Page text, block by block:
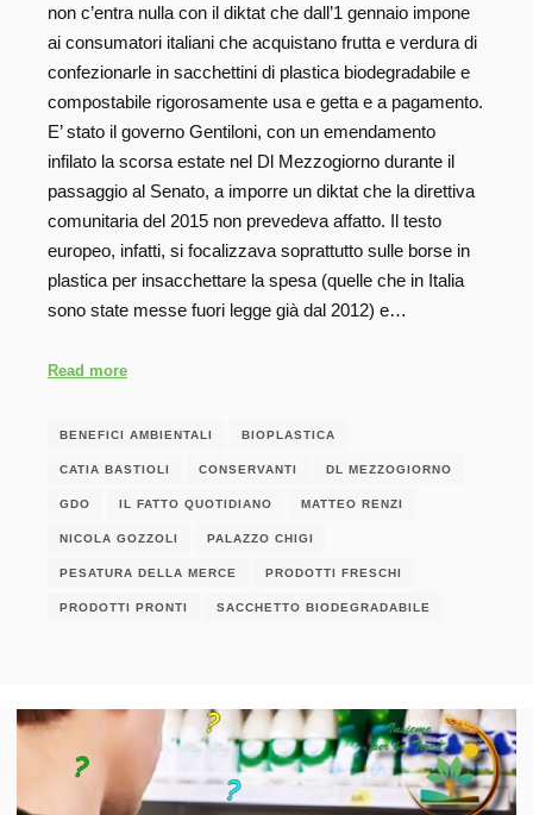
non c’entra nulla con il diktat che dall’1 gennaio impone
ai consumatori italiani che acquistano frutta e verdura di
confezionarle in sacchettini di plastica biodegradabile e
compostabile rigorosamente usa e getta e a pagamento.
E’ stato il governo Gentiloni, con un emendamento
infilato la scorsa estate nel Dl Mezzogiorno durante il
passaggio al Senato, a imporre un diktat che la direttiva
comunitaria del 2015 non prevedeva affatto. Il testo
europeo, infatti, si focalizzava soprattutto sulle borse in
plastica per insacchettare la spesa (quelle che in Italia
sono state messe fuori legge già dal 2012) e…
Read more
BENEFICI AMBIENTALI BIOPLASTICA
CATIA BASTIOLI CONSERVANTI DL MEZZOGIORNO
GDO IL FATTO QUOTIDIANO MATTEO RENZI
NICOLA GOZZOLI PALAZZO CHIGI
PESATURA DELLA MERCE PRODOTTI FRESCHI
PRODOTTI PRONTI SACCHETTO BIODEGRADABILE